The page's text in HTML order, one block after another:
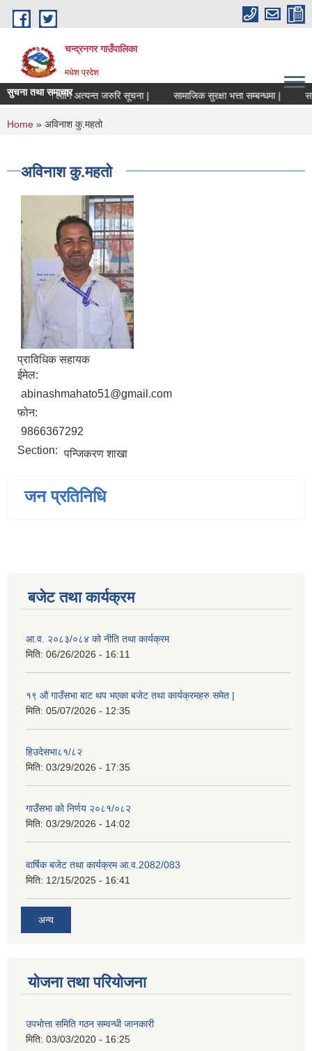
Skip to main content
चन्द्रनगर गाउँपालिका
मधेश प्रदेश
सुचना तथा समाचारलागि अत्यन्त जरुरि सूचना | सामाजिक सुरक्षा भत्ता सम्बन्धमा |
You are here
Home » अविनाश कु.महतो
अविनाश कु.महतो
प्राविधिक सहायक
ईमेल:
abinashmahato51@gmail.com
फोन:
9866367292
Section: पन्जिकरण शाखा
जन प्रतिनिधि
बजेट तथा कार्यक्रम
आ.व. २०८३/०८४ को नीति तथा कार्यक्रम
मिति: 06/26/2026 - 16:11
१९ औ गाउँसभा बाट थप भएका बजेट तथा कार्यक्रमहरु समेत |
मिति: 05/07/2026 - 12:35
हिउदेसभा८१/८२
मिति: 03/29/2026 - 17:35
गाउँसभा को निर्णय २०८१/०८२
मिति: 03/29/2026 - 14:02
वार्षिक बजेट तथा कार्यक्रम आ.व.2082/083
मिति: 12/15/2025 - 16:41
अन्य
योजना तथा परियोजना
उपभाेत्ता समिति गठन सम्वन्धी जानकारी
मिति: 03/03/2020 - 16:25